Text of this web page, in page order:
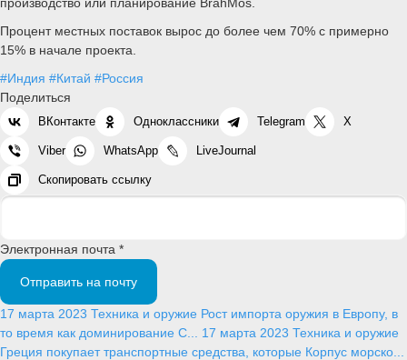
Процент местных поставок вырос до более чем 70% с примерно
15% в начале проекта.
#Индия #Китай #Россия
Поделиться
ВКонтакте Одноклассники Telegram X
Viber WhatsApp LiveJournal
Скопировать ссылку
Электронная почта *
Отправить на почту
17 марта 2023 Техника и оружие Рост импорта оружия в Европу, в
то время как доминирование С... 17 марта 2023 Техника и оружие
Греция покупает транспортные средства, которые Корпус морско...